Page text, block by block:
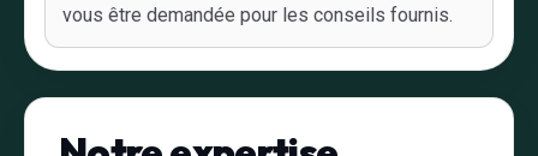
vous être demandée pour les conseils fournis.